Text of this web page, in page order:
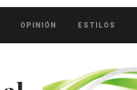
OPINIÓN ESTILOS